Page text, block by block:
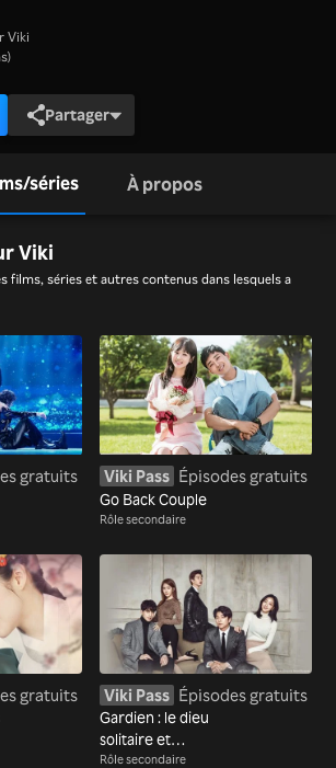
Viki
Partager
séries À propos
Viki
films, séries et autres contenus dans lesquels a
gratuits Viki Pass Épisodes gratuits
Go Back Couple
Rôle secondaire
gratuits Viki Pass Épisodes gratuits
Gardien : le dieu
solitaire et
majestueux
Rôle secondaire